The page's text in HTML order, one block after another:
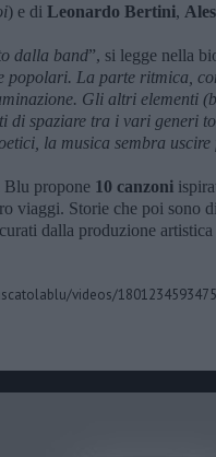
) e di Leonardo Bertini,
dalla band”, si legge nella
popolari. La parte ritmica,
Gli altri elementi
di spaziare tra i vari generi
la musica sembra
Blu propone 10 canzoni
viaggi. Storie che poi sono
dalla produzione
videos/